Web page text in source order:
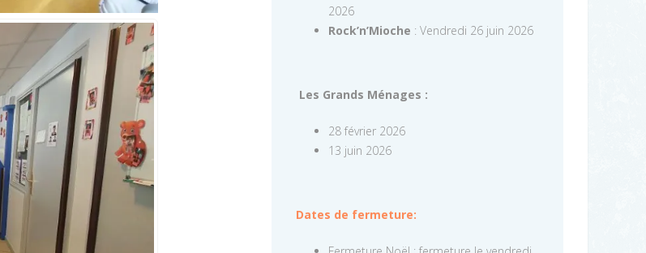
2026
Rock’n’Mioche : Vendredi 26 juin 2026
Les Grands Ménages :
28 février 2026
13 juin 2026
Dates de fermeture: